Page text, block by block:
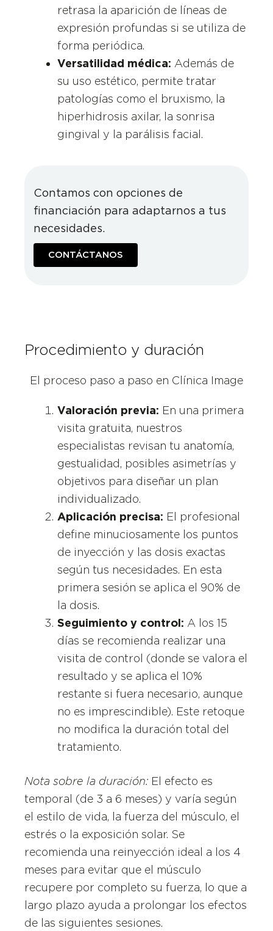
retrasa la aparición de líneas de
expresión profundas si se utiliza de
forma periódica.
Versatilidad médica: Además de
su uso estético, permite tratar
patologías como el bruxismo, la
hiperhidrosis axilar, la sonrisa
gingival y la parálisis facial.
Contamos con opciones de
financiación para adaptarnos a tus
necesidades.
CONTÁCTANOS
Procedimiento y duración
El proceso paso a paso en Clínica Image
Valoración previa: En una primera
visita gratuita, nuestros
especialistas revisan tu anatomía,
gestualidad, posibles asimetrías y
objetivos para diseñar un plan
individualizado.
Aplicación precisa: El profesional
define minuciosamente los puntos
de inyección y las dosis exactas
según tus necesidades. En esta
primera sesión se aplica el 90% de
la dosis.
Seguimiento y control: A los 15
días se recomienda realizar una
visita de control (donde se valora el
resultado y se aplica el 10%
restante si fuera necesario, aunque
no es imprescindible). Este retoque
no modifica la duración total del
tratamiento.
Nota sobre la duración: El efecto es
temporal (de 3 a 6 meses) y varía según
el estilo de vida, la fuerza del músculo, el
estrés o la exposición solar. Se
recomienda una reinyección ideal a los 4
meses para evitar que el músculo
recupere por completo su fuerza, lo que a
largo plazo ayuda a prolongar los efectos
de las siguientes sesiones.